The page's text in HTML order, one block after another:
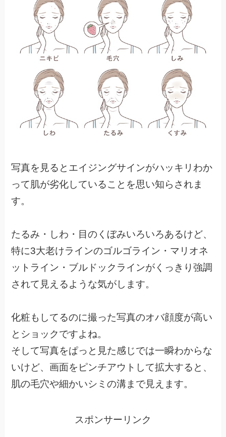
写真を見るとエイジングサインがハッキリわか
って肌が劣化していることを思い知らされま
す。
たるみ・しわ・目のくぼみいろいろあるけど、
特に3大老けラインのゴルゴライン・マリオネ
ットライン・ブルドックラインがくっきり強調
されて見えるような気がします。
化粧もしてるのに撮った写真のオバ顔度が高い
とショックですよね。
そして写真をぱっと見た感じでは一瞬わからな
いけど、画面をピンチアウトして拡大すると、
肌の毛穴や細かいシミの溝まで見えます。
スポンサーリンク